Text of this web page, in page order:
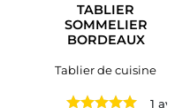
TABLIER
SOMMELIER
BORDEAUX
Tablier de cuisine
1 avis